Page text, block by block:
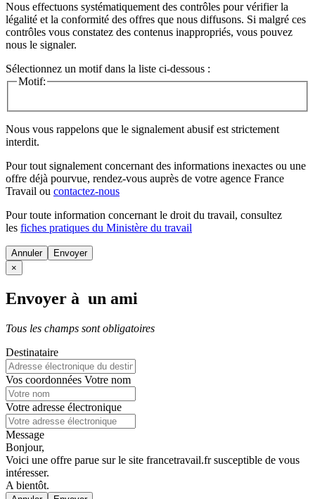
Nous effectuons systématiquement des contrôles pour vérifier la
légalité et la conformité des offres que nous diffusons. Si malgré ces
contrôles vous constatez des contenus inappropriés, vous pouvez
nous le signaler.
Sélectionnez un motif dans la liste ci-dessous :
Motif:
Nous vous rappelons que le signalement abusif est strictement
interdit.
Pour tout signalement concernant des informations inexactes ou une
offre déjà pourvue, rendez-vous auprès de votre agence France
Travail ou contactez-nous
Pour toute information concernant le droit du travail, consultez
les fiches pratiques du Ministère du travail
Annuler
×
Envoyer à un ami
Tous les champs sont obligatoires
Destinataire
Vos coordonnées Votre nom
Votre adresse électronique
Message
Bonjour,
Voici une offre parue sur le site francetravail.fr susceptible de vous
intéresser.
A bientôt.